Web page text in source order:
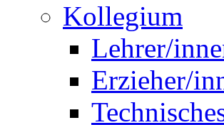
Kollegium
Lehrer/
Erzieher/